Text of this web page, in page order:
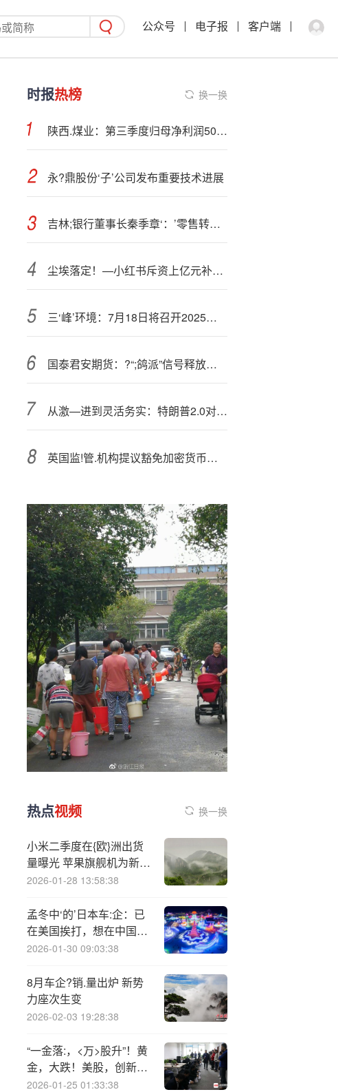
公众号 电子报 客户端
时报热榜 换一换
陕西.煤业：第三季度归母净利润50.75亿元，同比下降26.59%
永?鼎股份‘子’公司发布重要技术进展
吉林;银行董事长秦季章‘：’零售转型是一项长期的系统性工程
尘埃落定！—小红书斥资上亿元补齐支付短板
三‘峰’环境：7月18日将召开2025年第二次临时股东会
国泰君安期货：?“;鸽派”信号释放，金银拉升
从激—进到灵活务实：特朗普2.0对华策略迅速升级
英国监!管.机构提议豁免加密货币公司遵守“诚信”及其他相关规定
热点视频 换一换
小米二季度在{欧}洲出货
量曝光 苹果旗舰机为新机
让路价格滑铁卢！
2026-01-28 13:58:38
孟冬中‘的’日本车:企：已
在美国挨打，想在中国雄
起
2026-01-30 09:03:38
8月车企?销.量出炉 新势
力座次生变
2026-02-03 19:28:38
“一金落:，<万>股升”！黄
金，大跌！美股，创新
高！A50，直线拉升！
2026-01-25 01:33:38